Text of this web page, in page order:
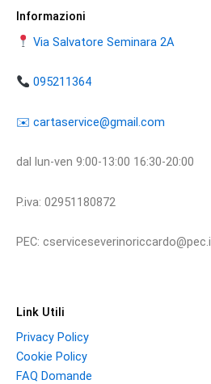
Informazioni
Via Salvatore Seminara 2A
095211364
​​✉️ ​cartaservice@gmail.com
dal lun-ven 9:00-13:00 16:30-20:00
P.iva: 02951180872
PEC:
Link Utili
Privacy Policy
Cookie Policy
FAQ Domande